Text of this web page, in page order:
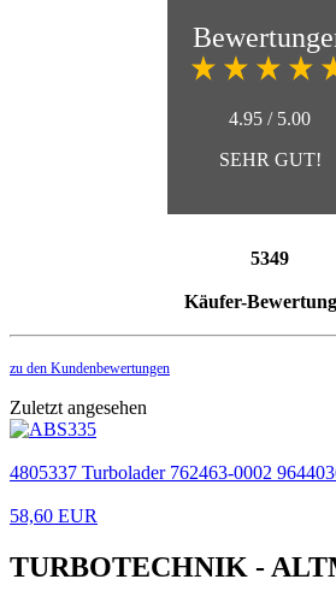
4.95 / 5.00
SEHR GUT!
5349
Käufer-
zu den Kundenbewertungen
Zuletzt angesehen
4805337 Turbolader 762463-0002
58,60 EUR
TURBOTECHNIK -